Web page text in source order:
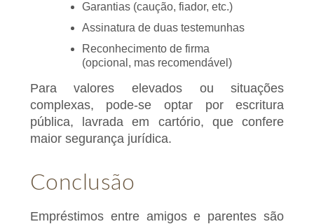
Garantias (caução, fiador, etc.)
Assinatura de duas testemunhas
Reconhecimento de firma
(opcional, mas recomendável)
Para valores elevados ou situações
complexas, pode-se optar por escritura
pública, lavrada em cartório, que confere
maior segurança jurídica.
Conclusão
Empréstimos entre amigos e parentes são